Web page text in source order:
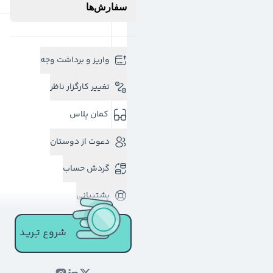
سفارش‌ها
واریز و برداشت وجه
تغییر کارگزار ناظر
کمان پلاس
دعوت از دوستان
گردش حساب
پشتیبانی
شروع تـِـریـد